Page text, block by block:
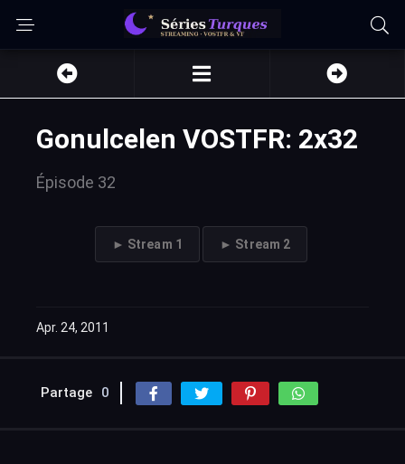
Gonulcelen VOSTFR: 2x32
Épisode 32
► Stream 1 ► Stream 2
Apr. 24, 2011
Partage 0